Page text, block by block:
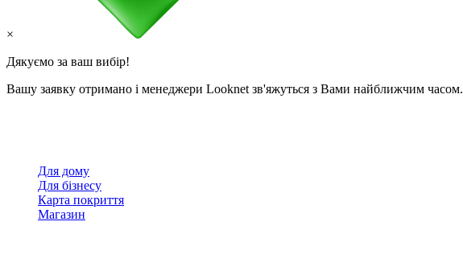
×
Дякуємо за ваш вибір!
Вашу заявку отримано і менеджери Looknet зв'яжуться з Вами найближчим часом.
Для дому
Для бізнесу
Карта покриття
Магазин